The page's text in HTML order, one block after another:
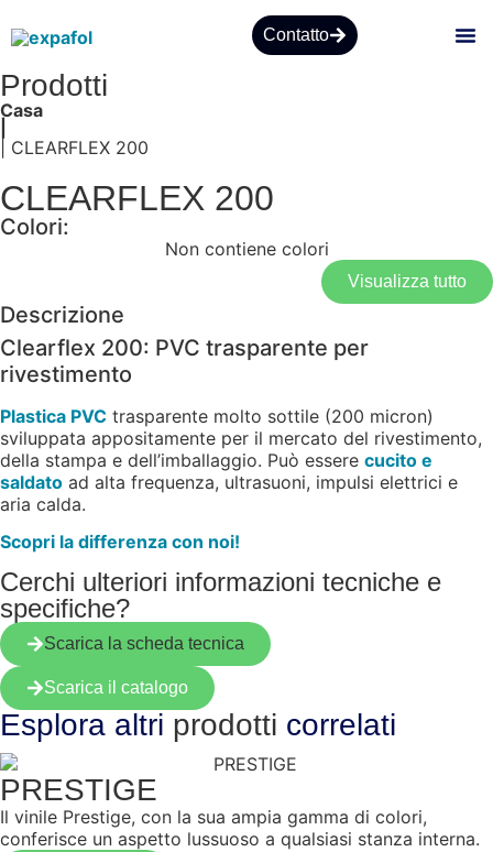
Contatto
Prodotti
Casa
| CLEARFLEX 200
CLEARFLEX 200
Colori:
Non contiene colori
Visualizza tutto
Descrizione
Clearflex 200: PVC trasparente per
rivestimento
Plastica PVC trasparente molto sottile (200 micron)
sviluppata appositamente per il mercato del rivestimento,
della stampa e dell’imballaggio. Può essere cucito e
saldato ad alta frequenza, ultrasuoni, impulsi elettrici e
aria calda.
Scopri la differenza con noi!
Cerchi ulteriori informazioni tecniche e
specifiche?
Scarica la scheda tecnica
Scarica il catalogo
Esplora altri prodotti correlati
PRESTIGE
Il vinile Prestige, con la sua ampia gamma di colori,
conferisce un aspetto lussuoso a qualsiasi stanza interna.